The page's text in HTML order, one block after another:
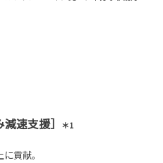
速支援］ ＊1
貢献。